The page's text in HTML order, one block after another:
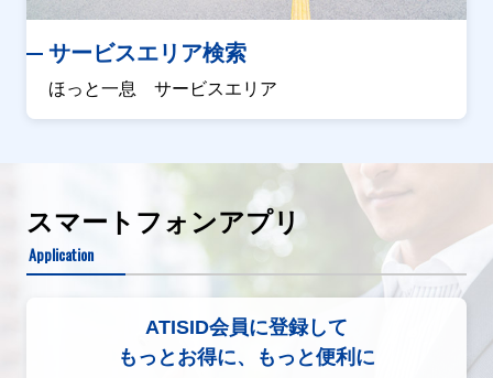
サービスエリア検索
ほっと一息 サービスエリア
スマートフォンアプリ
Application
ATISID会員に登録して
もっとお得に、もっと便利に